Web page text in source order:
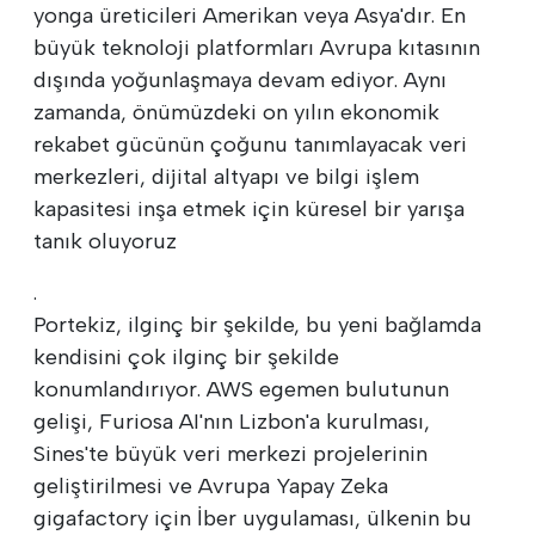
yonga üreticileri Amerikan veya Asya'dır. En
büyük teknoloji platformları Avrupa kıtasının
dışında yoğunlaşmaya devam ediyor. Aynı
zamanda, önümüzdeki on yılın ekonomik
rekabet gücünün çoğunu tanımlayacak veri
merkezleri, dijital altyapı ve bilgi işlem
kapasitesi inşa etmek için küresel bir yarışa
tanık oluyoruz
.
Portekiz, ilginç bir şekilde, bu yeni bağlamda
kendisini çok ilginç bir şekilde
konumlandırıyor. AWS egemen bulutunun
gelişi, Furiosa AI'nın Lizbon'a kurulması,
Sines'te büyük veri merkezi projelerinin
geliştirilmesi ve Avrupa Yapay Zeka
gigafactory için İber uygulaması, ülkenin bu